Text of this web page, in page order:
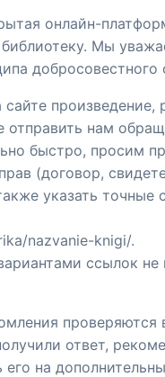
онлайн-
Мы
произведение,
нам
быстро, просим
(договор,
указать точные
nazvanie-knigi/.
ссылок
проверяются
ответ,
на